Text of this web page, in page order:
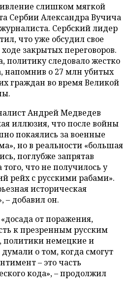
слишком мягкой
Сербии Александра Вучича
Сербский лидер
что уже обсудил свое
закрытых переговоров.
политику следовало жестко
напомнив о 27 млн убитых
граждан во время Великой
Андрей Медведев
иллюзия, что после войны
покаялись за военные
но в реальности «большая
поглубже запрятав
того, что не получилось у
рейх с русскими рабами».
историческая
– добавил он.
от поражения,
к презренным русским
политики немецкие и
о том, когда смогут
– это часть
кода», – продолжил